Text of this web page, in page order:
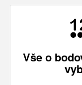
Vše o